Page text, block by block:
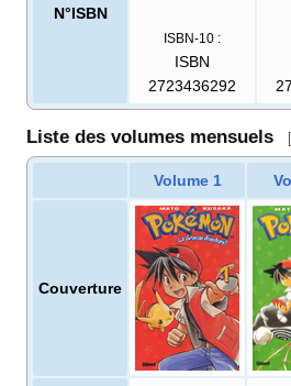
N°ISBN
ISBN-10 :
ISBN
2723436292
Liste des volumes mensuels [
Volume 1
Couverture